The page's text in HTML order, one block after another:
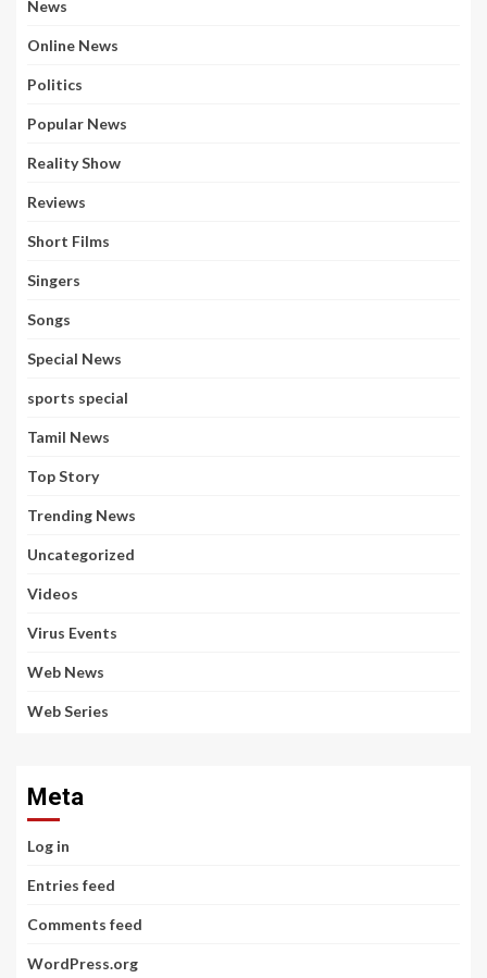
News
Online News
Politics
Popular News
Reality Show
Reviews
Short Films
Singers
Songs
Special News
sports special
Tamil News
Top Story
Trending News
Uncategorized
Videos
Virus Events
Web News
Web Series
Meta
Log in
Entries feed
Comments feed
WordPress.org